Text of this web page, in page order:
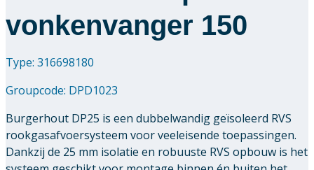
vonkenvanger 150
Type: 316698180
Groupcode: DPD1023
Burgerhout DP25 is een dubbelwandig geïsoleerd RVS
rookgasafvoersysteem voor veeleisende toepassingen.
Dankzij de 25 mm isolatie en robuuste RVS opbouw is het